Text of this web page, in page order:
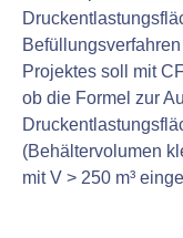
Projektes soll mit
ob die Formel zur
(Behältervolumen
mit V > 250 m³